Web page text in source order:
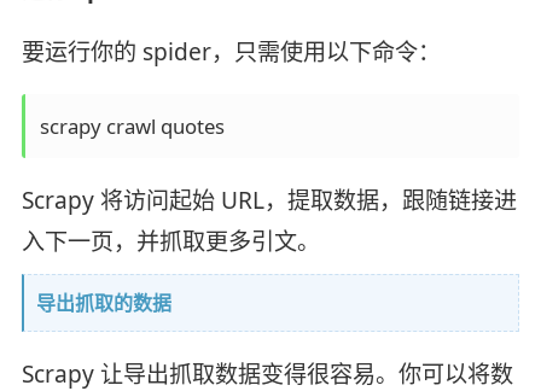
要运行你的 spider，只需使用以下命令：
scrapy crawl quotes
Scrapy 将访问起始 URL，提取数据，跟随链接进
入下一页，并抓取更多引文。
导出抓取的数据
Scrapy 让导出抓取数据变得很容易。你可以将数